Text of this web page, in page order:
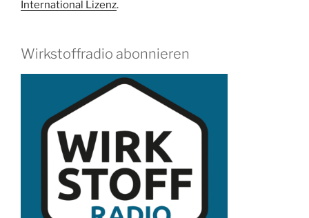
International Lizenz.
Wirkstoffradio abonnieren